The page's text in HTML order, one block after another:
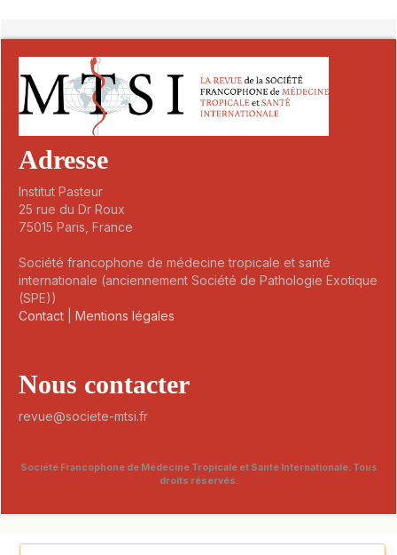
Adresse
Institut Pasteur
25 rue du Dr Roux
75015 Paris, France
Société francophone de médecine tropicale et santé
internationale (anciennement Société de Pathologie Exotique
(SPE))
Contact
Mentions légales
Nous contacter
revue@societe-mtsi.fr
Société Francophone de Médecine Tropicale et Santé Internationale. Tous
droits réservés.